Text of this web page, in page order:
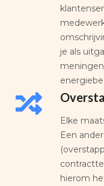
je als
Elke
Een
hierom